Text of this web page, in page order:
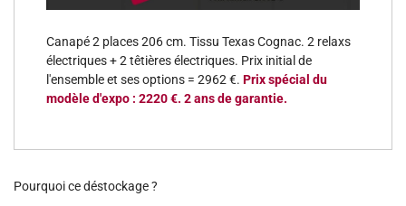
Canapé 2 places 206 cm. Tissu Texas Cognac. 2 relaxs
électriques + 2 têtières électriques. Prix initial de
l'ensemble et ses options = 2962 €. Prix spécial du
modèle d'expo : 2220 €. 2 ans de garantie.
Pourquoi ce déstockage ?